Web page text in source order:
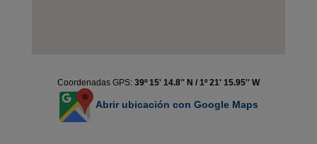
Coordenadas GPS: 39º 15' 14.8'' N / 1º 21' 15.95'' W
Abrir ubicación con Google Maps